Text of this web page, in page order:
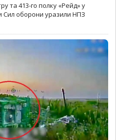
та 413-го полку «Рейд» у
Сил оборони уразили НПЗ